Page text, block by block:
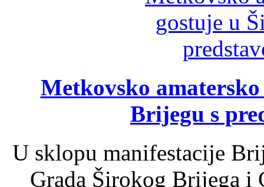
Metkovsko
Brijegu s
U sklopu manifestacije
Grada Širokog Brijega